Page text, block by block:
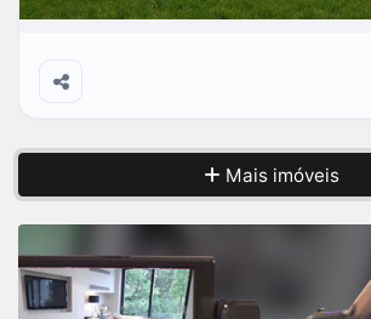
Mais imóveis